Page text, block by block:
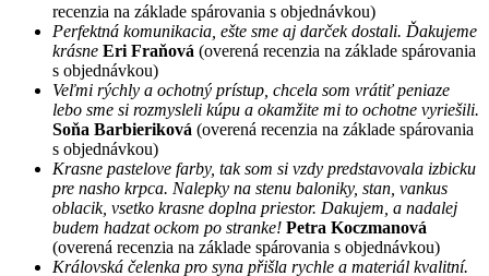
recenzia na základe spárovania s objednávkou)
Perfektná komunikacia, ešte sme aj darček dostali. Ďakujeme
krásne Eri Fraňová (overená recenzia na základe spárovania
s objednávkou)
Veľmi rýchly a ochotný prístup, chcela som vrátiť peniaze
lebo sme si rozmysleli kúpu a okamžite mi to ochotne vyriešili.
Soňa Barbieriková (overená recenzia na základe spárovania
s objednávkou)
Krasne pastelove farby, tak som si vzdy predstavovala izbicku
pre nasho krpca. Nalepky na stenu baloniky, stan, vankus
oblacik, vsetko krasne doplna priestor. Dakujem, a nadalej
budem hadzat ockom po stranke! Petra Koczmanová
(overená recenzia na základe spárovania s objednávkou)
Královská čelenka pro syna přišla rychle a materiál kvalitní.